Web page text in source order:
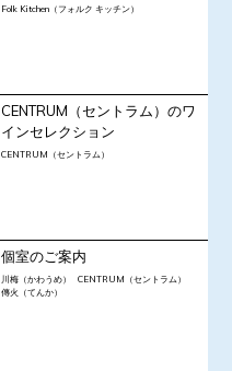
Folk Kitchen（フォルク キッチン）
CENTRUM（セントラム）のワ
インセレクション
CENTRUM（セントラム）
個室のご案内
川梅（かわうめ）
CENTRUM（セントラム）
傳火（てんか）